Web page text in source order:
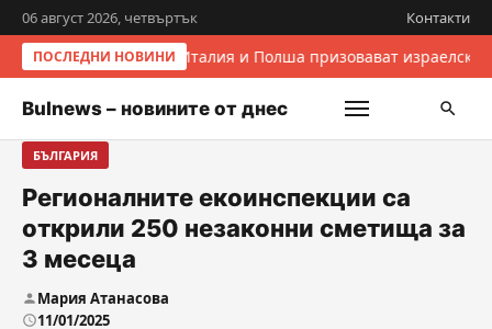
06 август 2026, четвъртък Контакти
ПОСЛЕДНИ НОВИНИ Италия и Полша призовават
Bulnews – новините от днес
БЪЛГАРИЯ
Регионалните екоинспекции са
открили 250 незаконни сметища за
3 месеца
Мария Атанасова
11/01/2025